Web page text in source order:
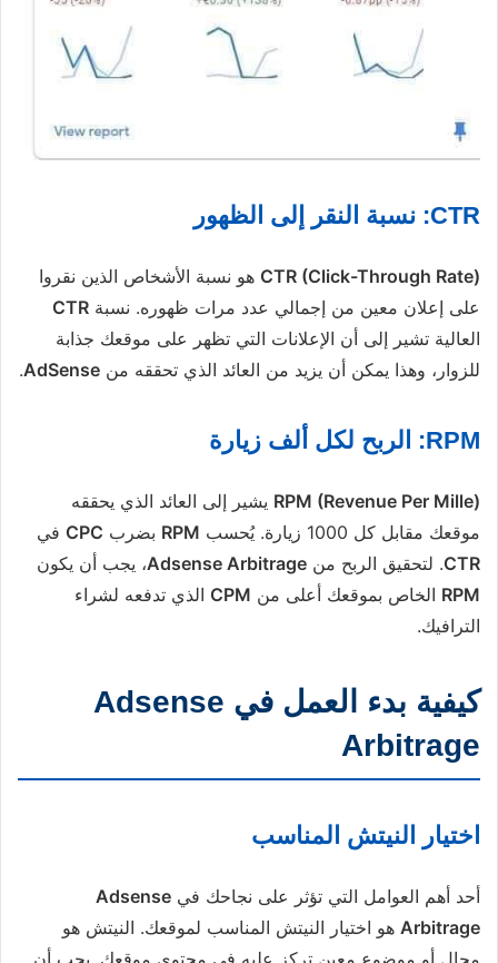
CTR: نسبة النقر إلى الظهور
CTR (Click-Through Rate) هو نسبة الأشخاص الذين نقروا
على إعلان معين من إجمالي عدد مرات ظهوره. نسبة CTR
العالية تشير إلى أن الإعلانات التي تظهر على موقعك جذابة
للزوار، وهذا يمكن أن يزيد من العائد الذي تحققه من AdSense
.
RPM: الربح لكل ألف زيارة
RPM (Revenue Per Mille) يشير إلى العائد الذي يحققه
موقعك مقابل كل 1000 زيارة. يُحسب
RPM بضرب CPC في
CTR. لتحقيق الربح من Adsense Arbitrage، يجب أن يكون
RPM الخاص بموقعك أعلى من CPM الذي تدفعه لشراء
الترافيك.
كيفية بدء العمل في Adsense
Arbitrage
اختيار النيتش المناسب
أحد أهم العوامل التي تؤثر على نجاحك في Adsense
Arbitrage هو اختيار النيتش المناسب لموقعك. النيتش هو